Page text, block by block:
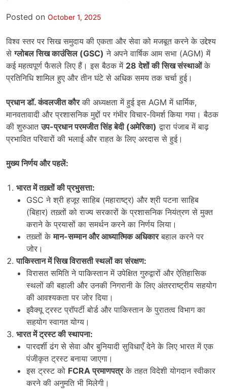
Posted on October 1, 2025
विश्व स्तर पर सिख समुदाय की एकता और सेवा को मजबूत करने के उद्देश्य
सेग्लोबल सिख काउंसिल (GSC) ने अपने वार्षिक आम सभा (AGM) में
कई महत्वपूर्ण फैसले लिए हैं। इस बैठक में 28देशों की सिख संस्थाओंके
प्रतिनिधि शामिल हुए और तीन घंटे से अधिक समय तक चर्चा हुई।
प्रधान डॉ. कंवलजीत कौरकी अध्यक्षता में हुई इस AGM में धार्मिक,
मानवतावादी और प्रशासनिक मुद्दों पर गंभीर विचार-विमर्श किया गया। बैठक
की शुरुआतउप-प्रधान परमजीत सिंह बेदी (अमेरिका) द्वारा पंजाब में बाढ़
प्रभावित परिवारों की भलाई और राहत के लिए अरदास से हुई।
मुख्य निर्णय और पहलें:
भारत में तख़्तों की प्रभुसत्ता:
GSC ने श्री हजूर साहिब (महाराष्ट्र) और श्री पटना साहिब
(बिहार) तख़्तों को राज्य सरकारों के प्रशासनिक नियंत्रण से मुक्त
कराने के प्रयासों का समर्थन करने का निर्णय लिया।
तख़्तों केमान-सम्मान और आध्यात्मिक अधिकारबहाल करने पर
जोर।
पाकिस्तान में सिख विरासती स्थलों का संरक्षण:
विरासत समिति ने पाकिस्तान में उपेक्षित गुरुद्वारों और ऐतिहासिक
स्थलों की बहाली और उनकी निगरानी के लिए अंतरराष्ट्रीय सहयोग
की आवश्यकता पर जोर दिया।
इवैक्यू ट्रस्ट प्रॉपर्टी बोर्ड और पाकिस्तान के पुरातत्व विभाग का
सहयोग स्वागत योग्य।
भारत में ट्रस्ट की स्थापना:
पारदर्शी ढंग से सेवा और बुनियादी सुविधाएँ देने के लिए भारत में एक
पंजीकृत ट्रस्ट बनाया जाएगा।
इस ट्रस्ट को FCRAप्रमाणपत्रके तहत विदेशी योगदान स्वीकार
करने की अनुमति भी मिलेगी।